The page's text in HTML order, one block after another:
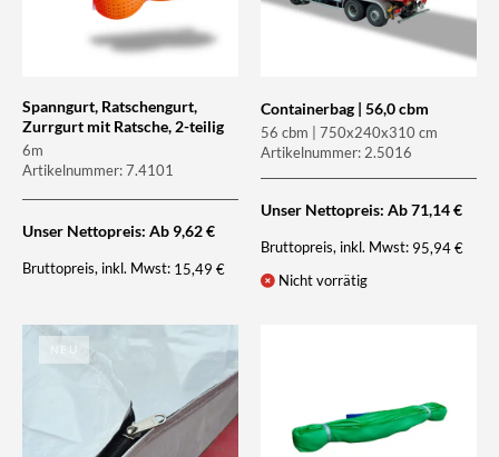
Spanngurt, Ratschengurt,
Zurrgurt mit Ratsche, 2-teilig
6m
Artikelnummer: 7.4101
Unser Nettopreis: Ab 9,62€
Bruttopreis, inkl. Mwst: 15,49€
Containerbag | 56,0 cbm
56 cbm | 750x240x310 cm
Artikelnummer: 2.5016
Unser Nettopreis: Ab71,14€
Bruttopreis, inkl. Mwst: 95,94€
Nicht vorrätig
NEU